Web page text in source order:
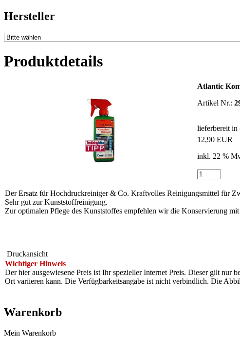
Hersteller
Produktdetails
Atlantic
Artikel Nr.:
lieferbereit in
12,90 EUR
inkl. 22 %
Der Ersatz für Hochdruckreiniger & Co. Kraftvolles Reinigungsmittel für
Sehr gut zur Kunststoffreinigung.
Zur optimalen Pflege des Kunststoffes empfehlen wir die Konservierung
Druckansicht
Wichtiger Hinweis
Der hier ausgewiesene Preis ist Ihr spezieller Internet Preis. Dieser gilt nur
Ort variieren kann. Die Verfügbarkeitsangabe ist nicht verbindlich. Die
Warenkorb
Mein Warenkorb